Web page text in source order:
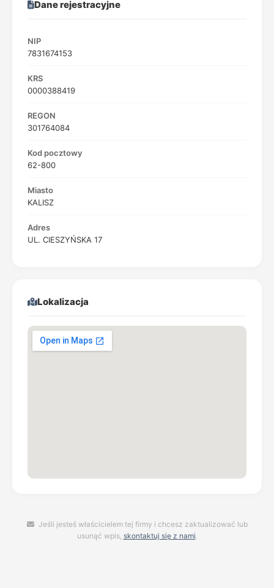
Dane rejestracyjne
NIP
7831674153
KRS
0000388419
REGON
301764084
Kod pocztowy
62-800
Miasto
KALISZ
Adres
UL. CIESZYŃSKA 17
Lokalizacja
Jeśli jesteś właścicielem tej firmy i chcesz zaktualizować lub
usunąć wpis, skontaktuj się z nami.